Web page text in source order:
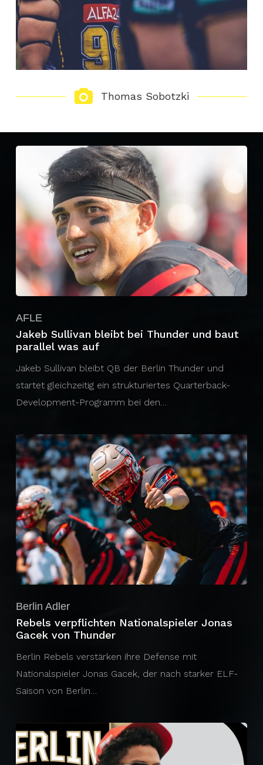
Thomas Sobotzki
AFLE
Jakeb Sullivan bleibt bei Thunder und baut
parallel was auf
Jakeb Sullivan bleibt QB der Berlin Thunder und
startet gleichzeitig ein strukturiertes Quarterback-
Development-Programm bei den…
Berlin Adler
Rebels verpflichten Nationalspieler Jonas
Gacek von Thunder
Berlin Rebels verstärken ihre Defense mit
Nationalspieler Jonas Gacek, der nach starker ELF-
Saison von Berlin…